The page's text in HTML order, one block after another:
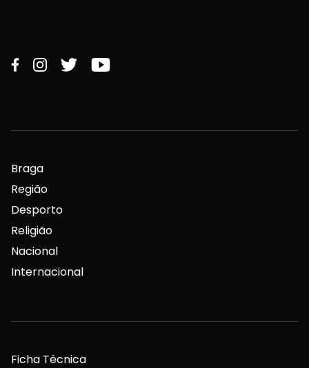
Braga
Região
Desporto
Religião
Nacional
Internacional
Ficha Técnica